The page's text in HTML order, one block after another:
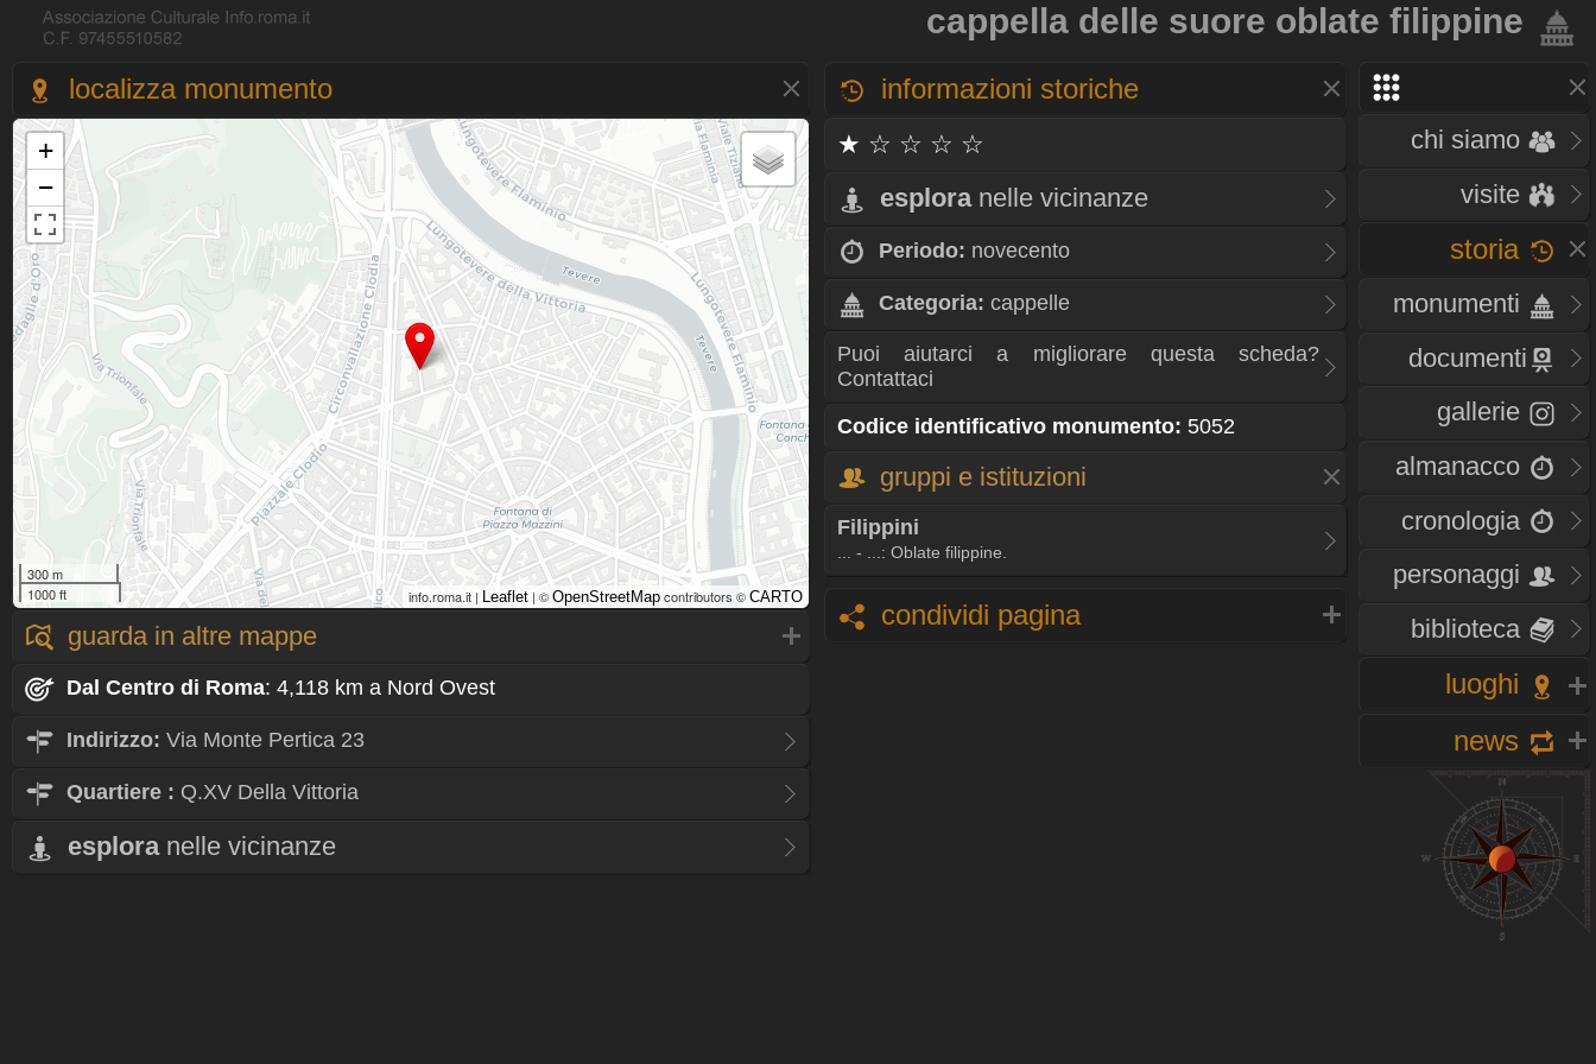
cappella delle suore oblate filippine
chi siamo
visite
storia
monumenti
documenti
gallerie
almanacco
cronologia
personaggi
biblioteca
luoghi
news
localizza monumento
+
−
300 m
1000 ft
info.roma.it | Leaflet | © OpenStreetMap contributors © CARTO
guarda in altre mappe
Dal Centro di Roma: 4,118 km a Nord Ovest
Indirizzo: Via Monte Pertica 23
Quartiere : Q.XV Della Vittoria
esplora nelle vicinanze
informazioni storiche
★ ☆ ☆ ☆ ☆
esplora nelle vicinanze
Periodo: novecento
Categoria: cappelle
Puoi aiutarci a migliorare questa scheda?
Contattaci
Codice identificativo monumento: 5052
gruppi e istituzioni
Filippini
... - ...: Oblate filippine.
condividi pagina